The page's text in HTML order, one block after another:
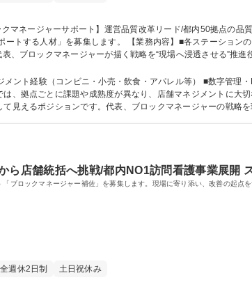
ョンの品質管理（クオリティチェック） ■ステーション管理者（所
、ブロックマネージャーが描く戦略を“現場へ浸透させる”推
ポーティング 募集職種 【ブロックマネージャーサポート】運営品質改革リード/都内50
（コンビニ・小売・飲食・アパレル等） ■数字管理・KPI設定・利益改善の
、拠点ごとに課題や成熟度が異なり、店舗マネジメントに大
見えるポジションです。代表、ブロックマネージャーの戦略
ら店舗統括へ挑戦/都内NO1訪問看護事業展開
ブロックマネージャー補佐」を募集します。現場に寄り添い、改善の起点を
週休2日制 土日祝休み